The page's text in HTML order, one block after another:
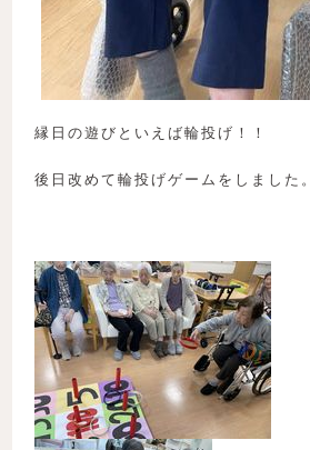
縁日の遊びといえば輪投げ！！
後日改めて輪投げゲームをしました。